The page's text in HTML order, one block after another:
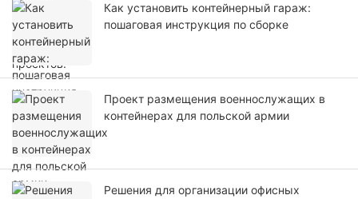
Как установить контейнерный гараж:
пошаговая инструкция по сборке
Проект размещения военнослужащих в
контейнерах для польской армии
Решения для организации офисных